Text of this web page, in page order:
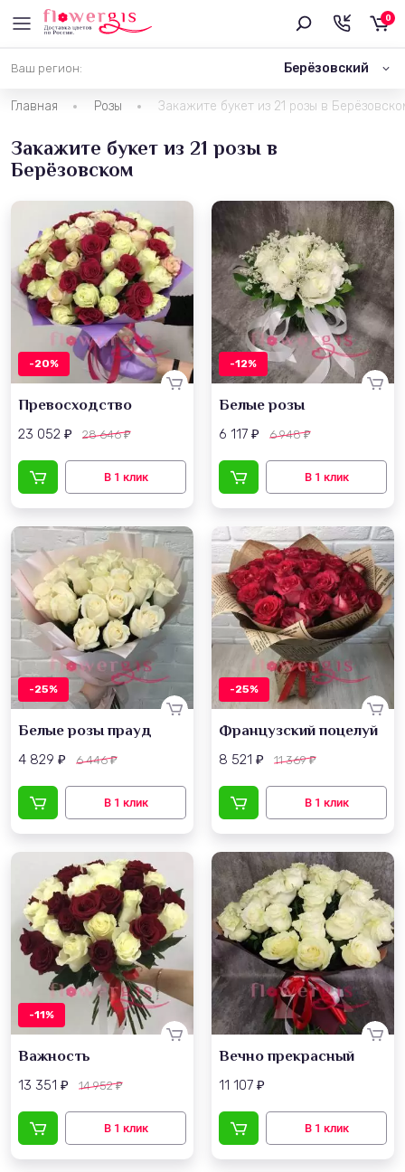
Ваш регион: Берёзовский
0
Главная Розы Закажите букет из 21 розы в
Закажите букет из 21 розы в
Берёзовском
-20%
Превосходство
23 052 ₽ 28 646₽
-12%
Белые розы
6 117 ₽ 6 948₽
-25%
Белые розы прауд
4 829 ₽ 6 446₽
-25%
Французский поцелуй
8 521 ₽ 11 369₽
-11%
Важность
13 351 ₽ 14 952₽
Вечно прекрасный
11 107 ₽